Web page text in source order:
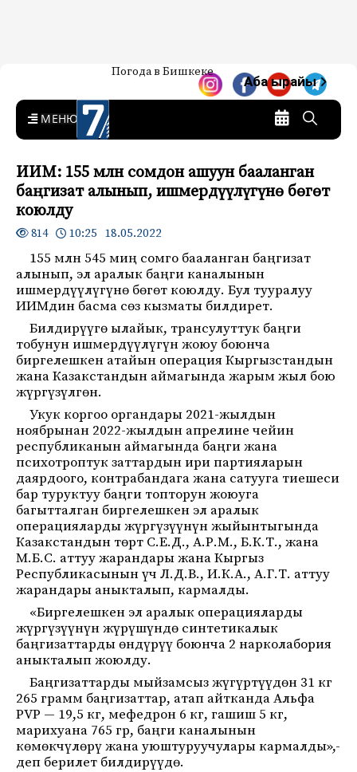
7-канал. Жаңылыктар —
Кыргызстан
Жаңылыктар — Кыргызстан
Погода в Бишкеке
Аба ырайы
MENU
ИИМ: 155 млн сомдон ашуун бааланган
баңгизат алынып, ишмердүүлүгүнө бөгөт
коюлду
814 10:25 18.05.2022
155 млн 545 миң сомго бааланган баңгизат
алынып, эл аралык баңги каналынын
ишмердүүлүгүнө бөгөт коюлду. Бул тууралуу
ИИМдин басма сөз кызматы билдирет.
Билдирүүгө ылайык, трансулуттук баңги
тобунун ишмердүүлүгүн жоюу боюнча
биргелешкен атайын операция Кыргызстандын
жана Казакстандын аймагында жарым жыл бою
жүргүзүлгөн.
Укук коргоо органдары 2021-жылдын
ноябрынан 2022-жылдын апрелине чейин
республиканын аймагында баңги жана
психотроптук заттардын ири партияларын
даярдоого, контрабандага жана сатууга тиешеси
бар туруктуу баңги топторун жоюуга
багытталган биргелешкен эл аралык
операцияларды жүргүзүүнүн жыйынтыгында
Казакстандын төрт С.Е.Д., А.Р.М., Б.К.Т., жана
М.Б.С. аттуу жарандары жана Кыргыз
Республикасынын үч Л.Д.В., И.К.А., А.Г.Т. аттуу
жарандары аныкталып, кармалды.
«Биргелешкен эл аралык операцияларды
жүргүзүүнүн жүрүшүндө синтетикалык
баңгизаттарды өндүрүү боюнча 2 нарколабория
аныкталып жоюлду.
Баңгизаттарды мыйзамсыз жүгүртүүдөн 31 кг
265 грамм баңгизаттар, атап айтканда Альфа
PVP — 19,5 кг, мефедрон 6 кг, гашиш 5 кг,
марихуана 765 гр, баңги каналынын
көмөкчүлөрү жана уюштуруучулары кармалды»,-
деп берилет билдирүүдө.